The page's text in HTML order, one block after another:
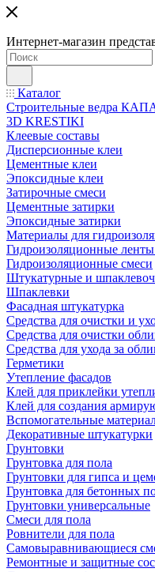
Интернет-магазин
Каталог
Строительные ведра
3D KRESTIKI
Клеевые составы
Дисперсионные клеи
Цементные клеи
Эпоксидные клеи
Затирочные смеси
Цементные затирки
Эпоксидные затирки
Материалы для
Гидроизоляционные
Гидроизоляционные смеси
Штукатурные и
Шпаклевки
Фасадная штукатурка
Средства для очистки и
Средства для очистки
Средства для ухода за
Герметики
Утепление фасадов
Клей для приклейки
Клей для создания
Вспомогательные
Декоративные штукатурки
Грунтовки
Грунтовка для пола
Грунтовки для гипса и
Грунтовка для бетонных
Грунтовки универсальные
Смеси для пола
Ровнители для пола
Самовыравнивающиеся
Ремонтные и защитные